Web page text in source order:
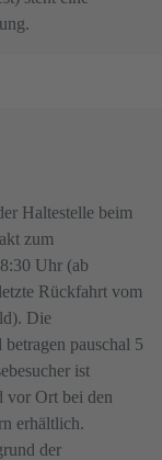
Haltestelle beim
zum
Uhr (ab
Rückfahrt vom
Die
pauschal 5
ist
vor Ort bei den
erhältlich.
der